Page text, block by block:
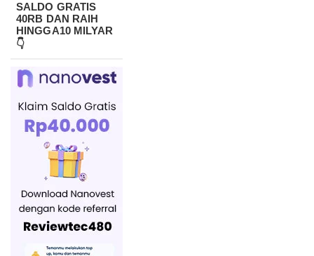
SALDO GRATIS
40RB DAN RAIH
HINGGA10 MILYAR
👇